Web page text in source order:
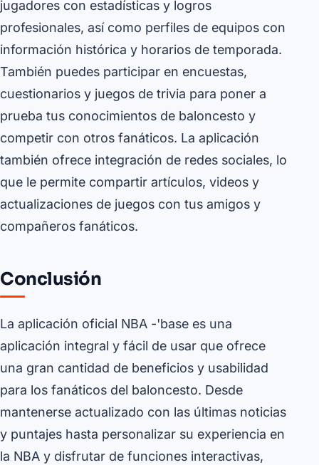
jugadores con estadísticas y logros
profesionales, así como perfiles de equipos con
información histórica y horarios de temporada.
También puedes participar en encuestas,
cuestionarios y juegos de trivia para poner a
prueba tus conocimientos de baloncesto y
competir con otros fanáticos. La aplicación
también ofrece integración de redes sociales, lo
que le permite compartir artículos, videos y
actualizaciones de juegos con tus amigos y
compañeros fanáticos.
Conclusión
La aplicación oficial NBA -'base es una
aplicación integral y fácil de usar que ofrece
una gran cantidad de beneficios y usabilidad
para los fanáticos del baloncesto. Desde
mantenerse actualizado con las últimas noticias
y puntajes hasta personalizar su experiencia en
la NBA y disfrutar de funciones interactivas,